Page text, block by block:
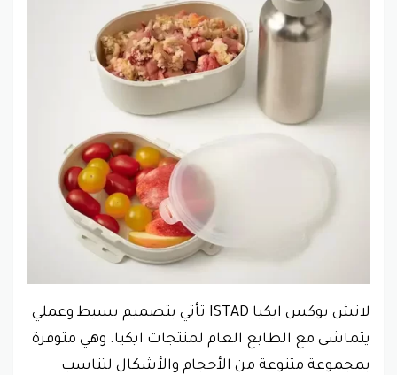
لانش بوكس ايكيا ISTAD تأتي بتصميم بسيط وعملي
يتماشى مع الطابع العام لمنتجات ايكيا. وهي متوفرة
بمجموعة متنوعة من الأحجام والأشكال لتناسب